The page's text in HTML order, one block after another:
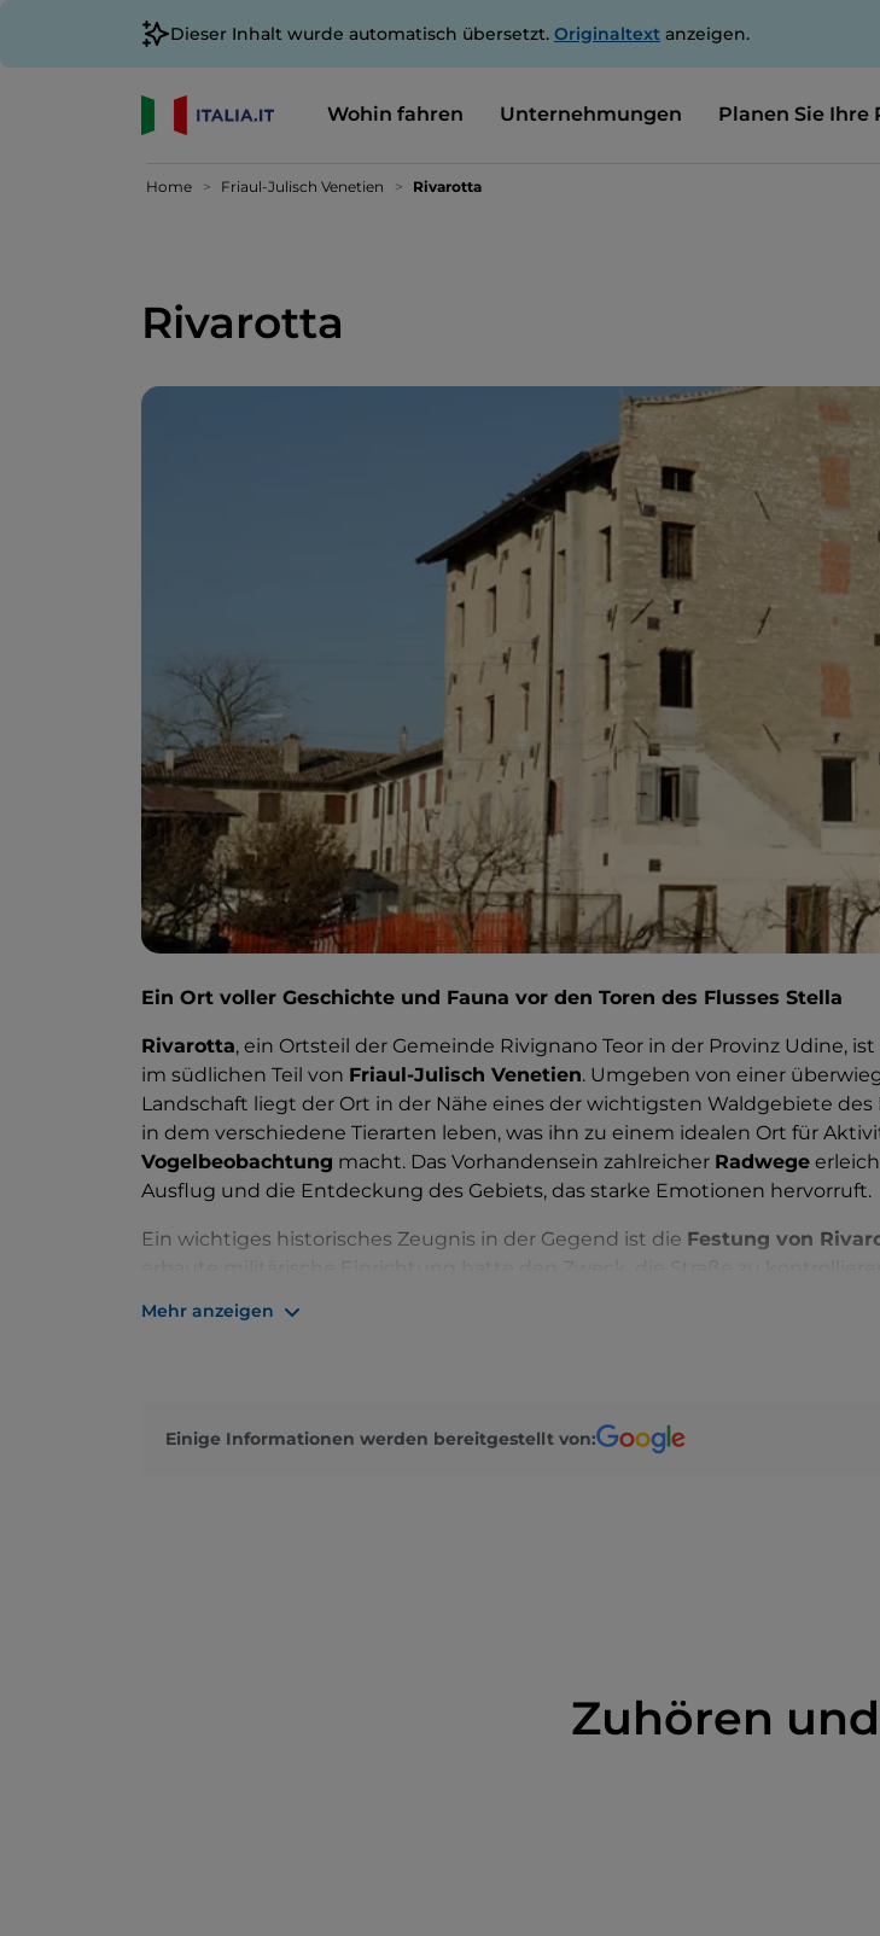
Dieser Inhalt wurde automatisch übersetzt. Originaltext anzeigen.
Wohin fahren Unternehmungen Planen Sie Ihre
Home Friaul-Julisch Venetien Rivarotta
Rivarotta
Ein Ort voller Geschichte und Fauna vor den Toren des Flusses Stella
Rivarotta, ein Ortsteil der Gemeinde Rivignano Teor in der Provinz Udine,
im südlichen Teil von Friaul-Julisch Venetien. Umgeben von einer
Landschaft liegt der Ort in der Nähe eines der wichtigsten Waldgebiete des
in dem verschiedene Tierarten leben, was ihn zu einem idealen Ort für
Vogelbeobachtung macht. Das Vorhandensein zahlreicher Radwege
Ausflug und die Entdeckung des Gebiets, das starke Emotionen hervorruft.
Ein wichtiges historisches Zeugnis in der Gegend ist die Festung von
Ersten Weltkriegs sind nur wenige Überreste des Gebäudes erhalten
Auf dem benachbarten Gelände vonCasali Pedrinawurde ein
freigelegt, aus dem mehrere römische Artefakte
Mehr anzeigen
Einige Informationen werden bereitgestellt von:
Zuhören